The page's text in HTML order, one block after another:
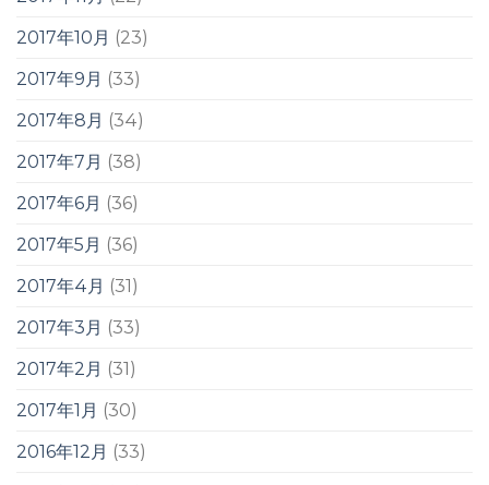
2017年10月 (23)
2017年9月 (33)
2017年8月 (34)
2017年7月 (38)
2017年6月 (36)
2017年5月 (36)
2017年4月 (31)
2017年3月 (33)
2017年2月 (31)
2017年1月 (30)
2016年12月 (33)